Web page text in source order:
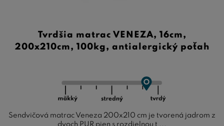
Tvrdšia matrac VENEZA, 16cm,
200x210cm, 100kg, antialergický poťah
Sendvičová matrac Veneza 200x210 cm je tvorená jadrom z
dvoch PUR pien s rozdielnou t ...